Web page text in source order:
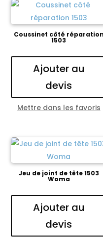
Coussinet côté réparation
1503
Ajouter au
devis
Mettre dans les favoris
Jeu de joint de tête 1503
Woma
Ajouter au
devis